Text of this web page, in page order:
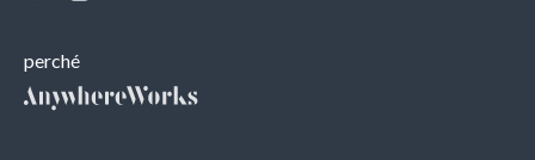
perché